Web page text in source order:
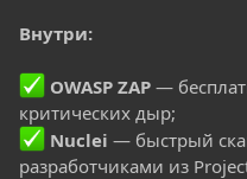
Внутри:
OWASP ZAP —
критических дыр;
Nuclei — быстрый
разработчиками из